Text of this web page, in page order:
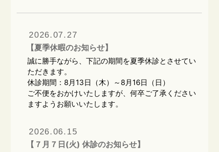
2026.07.27
【夏季休暇のお知らせ】
誠に勝手ながら、下記の期間を夏季休診とさせてい
ただきます。
休診期間：8月13日（木）～8月16日（日）
ご不便をおかけいたしますが、何卒ご了承ください
ますようお願いいたします。
2026.06.15
【７月７日(火) 休診のお知らせ】